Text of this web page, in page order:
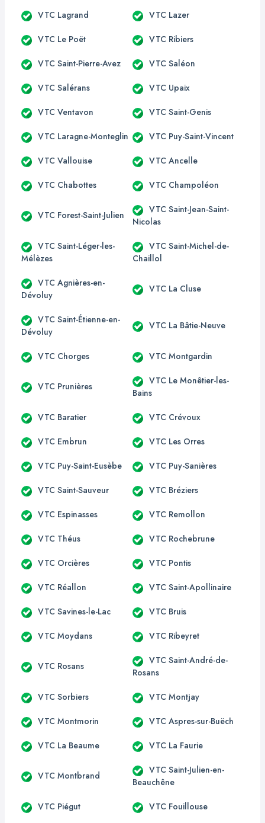
VTC Lagrand VTC Lazer
VTC Le Poët VTC Ribiers
VTC Saint-Pierre-Avez VTC Saléon
VTC Salérans VTC Upaix
VTC Ventavon VTC Saint-Genis
VTC Laragne-Monteglin VTC Puy-Saint-Vincent
VTC Vallouise VTC Ancelle
VTC Chabottes VTC Champoléon
VTC Forest-Saint-Julien
VTC Saint-Jean-Saint-
Nicolas
VTC Saint-Léger-les-
Mélèzes
VTC Saint-Michel-de-
Chaillol
VTC Agnières-en-
Dévoluy
VTC La Cluse
VTC Saint-Étienne-en-
Dévoluy
VTC La Bâtie-Neuve
VTC Chorges VTC Montgardin
VTC Prunières
VTC Le Monêtier-les-
Bains
VTC Baratier VTC Crévoux
VTC Embrun VTC Les Orres
VTC Puy-Saint-Eusèbe VTC Puy-Sanières
VTC Saint-Sauveur VTC Bréziers
VTC Espinasses VTC Remollon
VTC Théus VTC Rochebrune
VTC Orcières VTC Pontis
VTC Réallon VTC Saint-Apollinaire
VTC Savines-le-Lac VTC Bruis
VTC Moydans VTC Ribeyret
VTC Rosans
VTC Saint-André-de-
Rosans
VTC Sorbiers VTC Montjay
VTC Montmorin VTC Aspres-sur-Buëch
VTC La Beaume VTC La Faurie
VTC Montbrand
VTC Saint-Julien-en-
Beauchêne
VTC Piégut VTC Fouillouse